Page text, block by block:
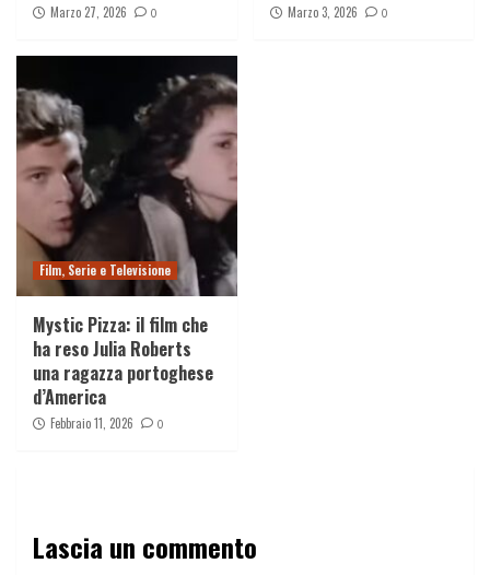
Marzo 27, 2026 0 Marzo 3, 2026 0
Film, Serie e Televisione
Mystic Pizza: il film che
ha reso Julia Roberts
una ragazza portoghese
d’America
Febbraio 11, 2026 0
Lascia un commento